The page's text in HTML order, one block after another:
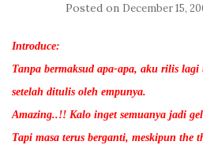
Posted on December 15,
Introduce:
Tanpa bermaksud apa-apa, aku rilis
setelah ditulis oleh empunya.
Amazing..!! Kalo inget semuanya jadi
Tapi masa terus berganti, meskipun the